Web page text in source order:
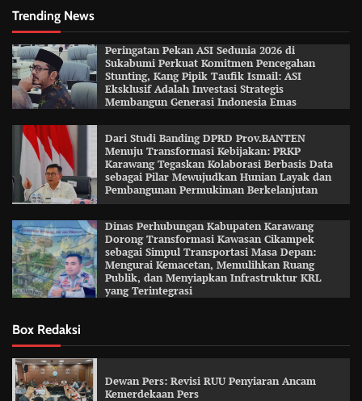
Trending News
Peringatan Pekan ASI Sedunia 2026 di
Sukabumi Perkuat Komitmen Pencegahan
Stunting, Kang Pipik Taufik Ismail: ASI
Eksklusif Adalah Investasi Strategis
Membangun Generasi Indonesia Emas
Dari Studi Banding DPRD Prov.BANTEN
Menuju Transformasi Kebijakan: PRKP
Karawang Tegaskan Kolaborasi Berbasis Data
sebagai Pilar Mewujudkan Hunian Layak dan
Pembangunan Permukiman Berkelanjutan
Dinas Perhubungan Kabupaten Karawang
Dorong Transformasi Kawasan Cikampek
sebagai Simpul Transportasi Masa Depan:
Mengurai Kemacetan, Memulihkan Ruang
Publik, dan Menyiapkan Infrastruktur KRL
yang Terintegrasi
Box Redaksi
Dewan Pers: Revisi RUU Penyiaran Ancam
Kemerdekaan Pers